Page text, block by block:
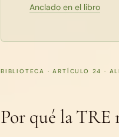
Anclado en el libro
BIBLIOTECA · ARTÍCULO 24 ·
Por qué la TRE